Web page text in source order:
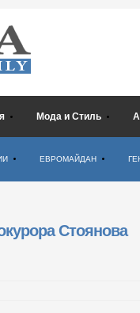
Мода и Стиль
ЕВРОМАЙДАН
Стоянова